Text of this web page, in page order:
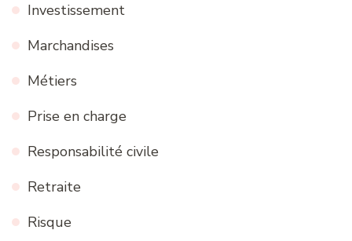
Investissement
Marchandises
Métiers
Prise en charge
Responsabilité civile
Retraite
Risque